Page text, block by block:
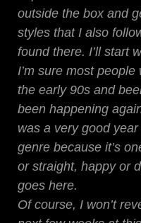
outside the box and
styles that I also
found there. I’ll start
I’m sure most
the early 90s and
been happening
was a very good
genre because it’s
or straight, happy or
goes here.
Of course, I won’t